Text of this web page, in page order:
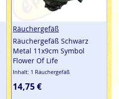
Räuchergefäß
Räuchergefäß Schwarz
Metal 11x9cm Symbol
Flower Of Life
Inhalt: 1 Räuchergefäß
14,75 €